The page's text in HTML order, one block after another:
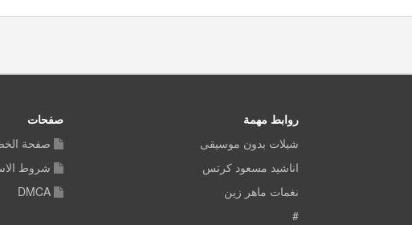
روابط مهمة
شيلات بدون موسيقى
اناشيد مسعود كرتس
نغمات ماهر زين
#
صفحات
صفحة
شروط
DMCA